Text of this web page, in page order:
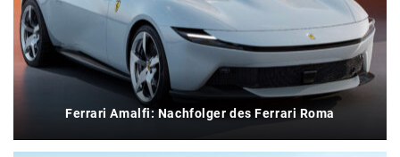
Ferrari Amalfi: Nachfolger des Ferrari Roma